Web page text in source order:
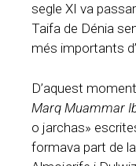
segle XI va
Taifa de Dénia
més importants
D’aquest
Marq Muammar
o jarchas»
formava part de